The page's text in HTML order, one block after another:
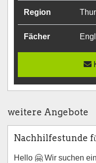
Region
Fächer
weitere Angebote
Nachhilfestunde
Hello 🤗 Wir suchen